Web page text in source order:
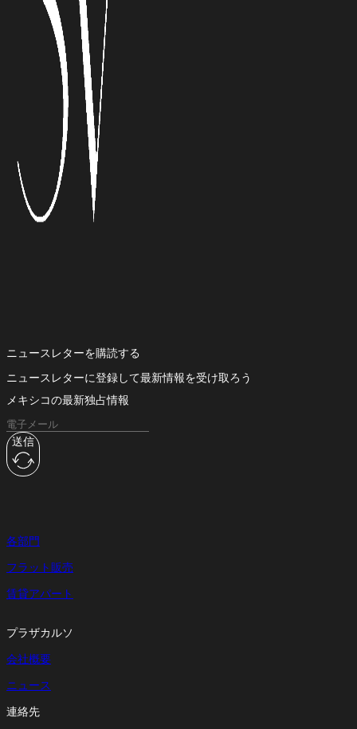
ニュースレターを購読する
ニュースレターに登録して最新情報を受け取ろう
メキシコの最新独占情報
送信
各部門
フラット販売
賃貸アパート
プラザカルソ
会社概要
ニュース
連絡先